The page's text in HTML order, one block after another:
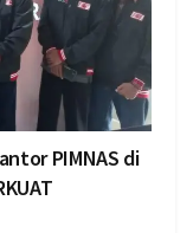
PIMNAS di